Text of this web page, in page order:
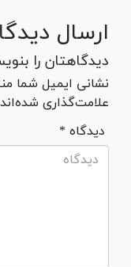
ارسال
دیدگاهتان را
نشانی ایمیل شما
علامت‌گذاری
* دیدگاه